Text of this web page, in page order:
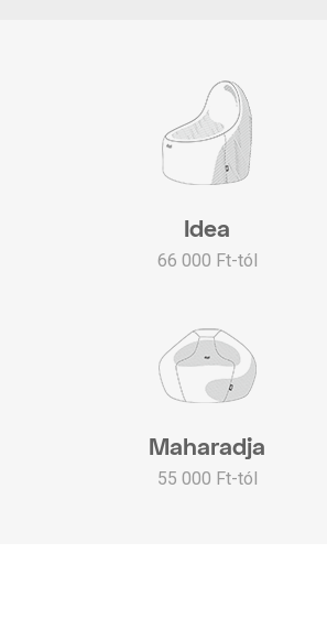
Idea
66 000 Ft-tól
Maharadja
55 000 Ft-tól